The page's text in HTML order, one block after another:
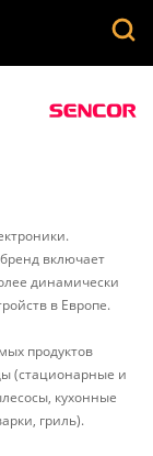
включает
динамически
в Европе.
продуктов
(стационарные и
кухонные
гриль).